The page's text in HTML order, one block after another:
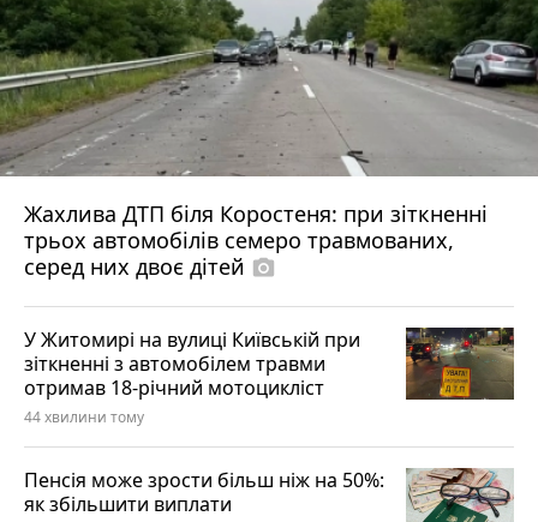
Жахлива ДТП біля Коростеня: при зіткненні
трьох автомобілів семеро травмованих,
серед них двоє дітей photo_camera
У Житомирі на вулиці Київській при
зіткненні з автомобілем травми
отримав 18-річний мотоцикліст
44 хвилини тому
Пенсія може зрости більш ніж на 50%:
як збільшити виплати